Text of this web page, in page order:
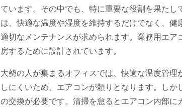
ています。 その中でも、特に重要な役割を果た
は、快適な温度や湿度を維持するだけでなく、健
適切なメンテナンスが求められます。業務用エ
房するために設計されています。
大勢の人が集まるオフィスでは、快適な温度管
しにくいため、エアコンが頼りとなります。し
の交換が必要です。清掃を怠るとエアコン内部